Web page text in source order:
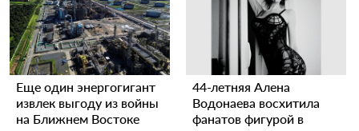
Еще один энергогигант
извлек выгоду из войны
на Ближнем Востоке
44-летняя Алена
Водонаева восхитила
фанатов фигурой в